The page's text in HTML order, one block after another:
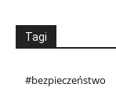
Tagi
#bezpieczeństwo